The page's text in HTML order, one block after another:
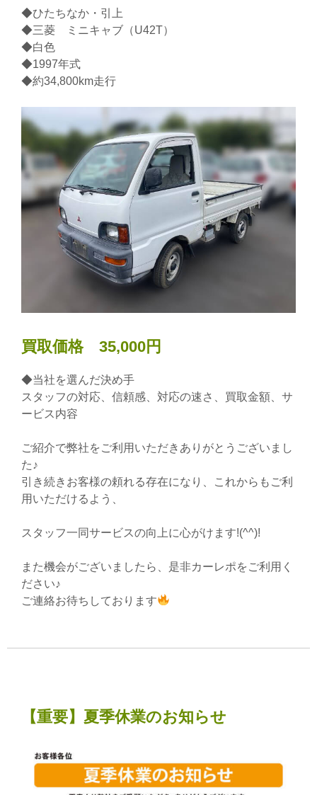
◆ひたちなか・引上
◆三菱 ミニキャブ（U42T）
◆白色
◆1997年式
◆約34,800km走行
買取価格 35,000円
◆当社を選んだ決め手
スタッフの対応、信頼感、対応の速さ、買取金額、サ
ービス内容
ご紹介で弊社をご利用いただきありがとうございまし
た♪
引き続きお客様の頼れる存在になり、これからもご利
用いただけるよう、
スタッフ一同サービスの向上に心がけます!(^^)!
また機会がございましたら、是非カーレポをご利用く
ださい♪
ご連絡お待ちしております
【重要】夏季休業のお知らせ